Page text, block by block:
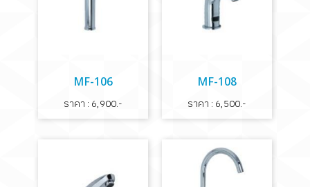
MF-106
ราคา : 6,900.-
MF-108
ราคา : 6,500.-